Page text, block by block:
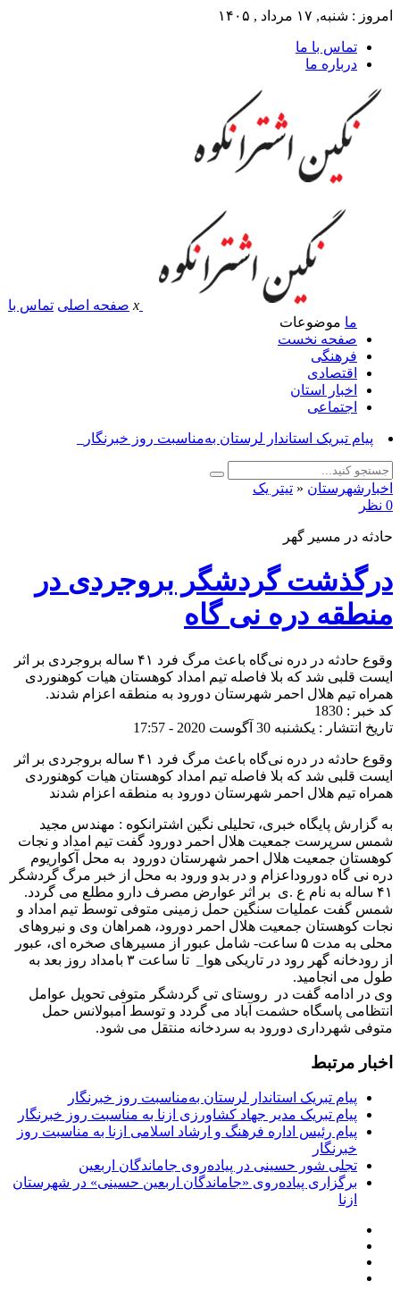
امروز : شنبه, ۱۷ مرداد , ۱۴۰۵
تماس با ما
درباره ما
x صفحه اصلی تماس با
ما موضوعات
صفحه نخست
فرهنگی
اقتصادی
اخبار استان
اجتماعی
پی_
اخبارشهرستان « تیتر یک
0 نظر
حادثه در مسیر گهر
درگذشت گردشگر بروجردی در
منطقه دره نی گاه
وقوع حادثه در دره نی‌گاه باعث مرگ فرد ۴۱ ساله بروجردی بر اثر
ایست قلبی شد که بلا فاصله تیم امداد کوهستان هیات کوهنوردی
همراه تیم هلال احمر شهرستان دورود به منطقه اعزام شدند.
کد خبر : 1830
تاریخ انتشار : یکشنبه 30 آگوست 2020 - 17:57
وقوع حادثه در دره نی‌گاه باعث مرگ فرد ۴۱ ساله بروجردی بر اثر
ایست قلبی شد که بلا فاصله تیم امداد کوهستان هیات کوهنوردی
همراه تیم هلال احمر شهرستان دورود به منطقه اعزام شدند
به گزارش پایگاه خبری، تحلیلی نگین اشترانکوه : مهندس مجید
شمس سرپرست جمعیت هلال احمر دورود گفت تیم امداد و نجات
کوهستان جمعیت هلال احمر شهرستان دورود به محل آکواریوم
دره نی گاه دوروداعزام و در بدو ورود به محل از خبر مرگ گردشگر
۴۱ ساله به نام ع .ی بر اثر عوارض مصرف دارو مطلع می گردد.
شمس گفت عملیات سنگین حمل زمینی متوفی توسط تیم امداد و
نجات کوهستان جمعیت هلال احمر دورود، همراهان وی و نیروهای
محلی به مدت ۵ ساعت- شامل عبور از مسیرهای صخره ای، عبور
از رودخانه گهر رود در تاریکی هوا_ تا ساعت ۳ بامداد روز بعد به
طول می انجامید.
وی در ادامه گفت در روستای تی گردشگر متوفی تحویل عوامل
انتظامی پاسگاه حشمت آباد می گردد و توسط آمبولانس حمل
متوفی شهرداری دورود به سردخانه منتقل می شود.
اخبار مرتبط
پیام تبریک استاندار لرستان به‌مناسبت روز خبرنگار
پیام تبریک مدیر جهاد کشاورزی ازنا به مناسبت روز خبرنگار
پیام رئیس اداره فرهنگ و ارشاد اسلامی ازنا به مناسبت روز
خبرنگار
تجلی شور حسینی در پیاده‌روی جاماندگان اربعین
برگزاری پیاده‌روی «جاماندگان اربعین حسینی» در شهرستان
ازنا